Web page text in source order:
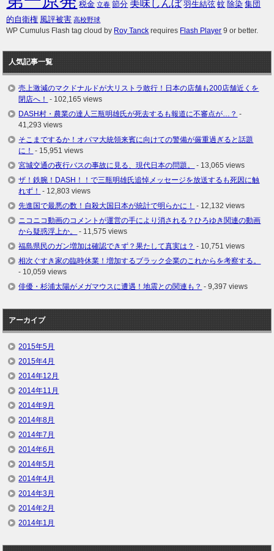
税金 立春 節分 美味しんぼ 羽生結弦 蚊 除染 集団
的自衛権 風評被害 高校野球
WP Cumulus Flash tag cloud by Roy Tanck requires Flash Player 9 or better.
人気記事一覧
売上激減のマクドナルドが大リストラ敢行！日本の店舗も200店舗近くを
閉店へ！ - 102,165 views
DASH村・農業の達人三瓶明雄氏が死去するも報道に不審点が…？ -
41,293 views
そこまでするか！オバマ大統領来賓に向けての警備が厳重過ぎると話題
に！ - 15,951 views
宮城交通の夜行バスの事故に見る、現代日本の問題。
- 13,065 views
ザ！鉄腕！DASH！！で三瓶明雄氏追悼メッセージを放送するも死因に触
れず！ - 12,803 views
先進国で最悪の数！自殺大国日本が統計で明らかに！ - 12,132 views
ニコニコ動画のコメントが運営の手により消される？ひろゆき関連の動画
から疑惑浮上か。
- 11,575 views
福島県民のガン増加は確認できず？果たして真実は？ - 10,751 views
相次ぐすき家の臨時休業！増加するブラック企業のこれからを考察する。
- 10,059 views
俳優・杉浦太陽がメガマウスに遭遇！地震との関連も？ - 9,397 views
アーカイブ
2015年5月
2015年4月
2014年12月
2014年11月
2014年9月
2014年8月
2014年7月
2014年6月
2014年5月
2014年4月
2014年3月
2014年2月
2014年1月